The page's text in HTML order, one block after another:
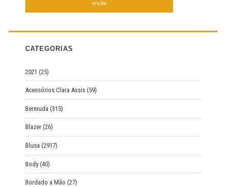
h
f
r
:
CATEGORIAS
2021 (25)
Acessórios Clara Assis (59)
Bermuda (315)
Blazer (26)
Blusa (2917)
Body (40)
Bordado a Mão (27)